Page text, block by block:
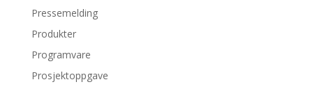
Pressemelding
Produkter
Programvare
Prosjektoppgave